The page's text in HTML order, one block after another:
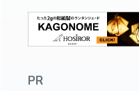
PR